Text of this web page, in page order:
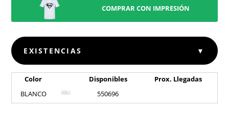
COMPRAR CON IMPRESIÓN
EXISTENCIAS ▼
Color Disponibles
Prox. Llegadas
BLANCO
550696